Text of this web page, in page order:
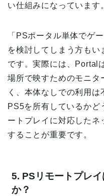
い仕組みになっています
「PSポータル単体でゲ
を検討してしまう方もい
です。実際には、Portal
場所で映すためのモニタ
く、本体なしでの利用
PS5を所有しているかど
ートプレイに対応したネ
することが重要です。
5. PSリモートプレ
か？